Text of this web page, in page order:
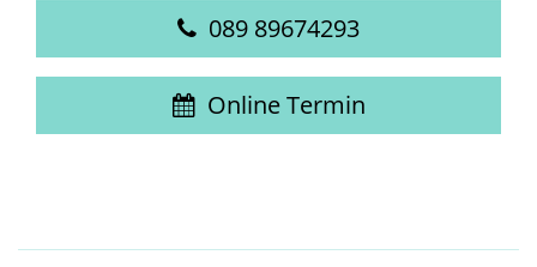
089 89674293
Online Termin